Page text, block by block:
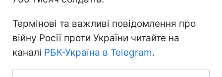
Термінові та важливі повідомлення про
війну Росії проти України читайте на
каналі РБК-Україна в Telegram.